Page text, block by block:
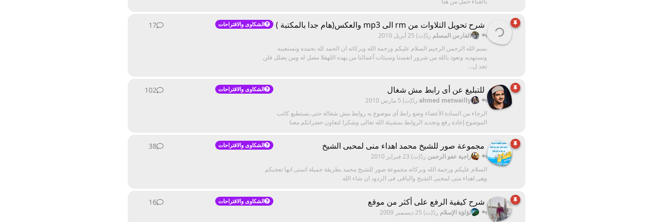
شرح تحويل التلاوات من rm الى mp3 والعكس(هام جدا بالمكتبة ) الشكاوى والاقتراحات
الفارس المسلم ردّ(ت) 25 أبريل 2010
بسم الله الرحمن الرحيم السلام عليكم ورحمة الله وبركاته ان الحمد لله نحمده ونستعينه
ونستهديه ونعوذ بالله من شرور انفسنا وسيئات أعمالنا من يهده اللهفلا مضل له ومن يضلل فلن
تجد ل...
17
للتبليغ عن أى رابط مش شغال الشكاوى والاقتراحات
ahmed metwailly ردّ(ت) 5 مارس 2010
الرجاء من السادة الأعضاء وضع رابط أى موضوع به روابط مش شغالة حتى يستطيع كاتب
الموضوع إعادة رفع وتجديد الروابط بمشيئة الله تعالى وشكرا لتعاون حضراتكم معنا
102
مجموعة صور للشيخ محمد اهداء منى لمحبى الشيخ الشكاوى والاقتراحات
راجية عفو الرحمن ردّ(ت) 23 فبراير 2010
السلام عليكم ورحمة الله وبركاته مجموعة صور للشيخ محمد بطريقة جميلة اتمنى انها تعجبكم
وهى اهداء منى لمحبى الشيخ والباقى فى الردود ان شاء الله
38
شرح كيفية الرفع على أكثر من موقع الشكاوى والاقتراحات
لؤلؤة الإسلام ردّ(ت) 25 ديسمبر 2009
16